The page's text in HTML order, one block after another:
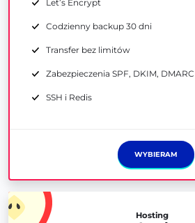
Let’s Encrypt
Codzienny backup 30 dni
Transfer bez limitów
Zabezpieczenia SPF, DKIM, DMARC
SSH i Redis
WYBIERAM
Hosting